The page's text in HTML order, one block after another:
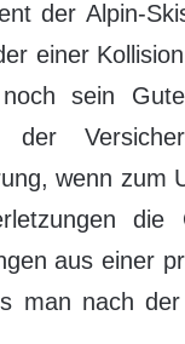
der Alpin-
einer
sein
der
wenn zum
aus einer
man nach